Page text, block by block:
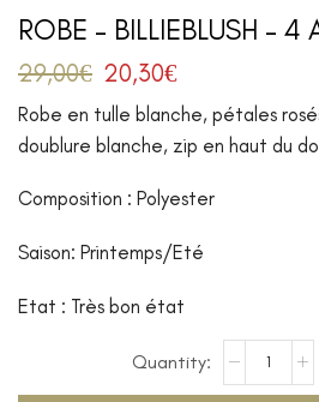
ROBE – BILLIEBLUSH – 4
29,00€ 20,30€
Robe en tulle blanche, pétales
doublure blanche, zip en haut du
Composition : Polyester
Saison: Printemps/Eté
Etat : Très bon état